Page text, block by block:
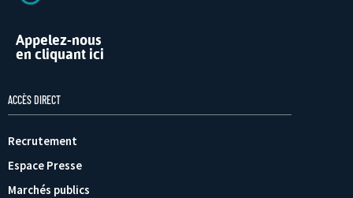
Appelez-nous
en cliquant ici
ACCÈS DIRECT
Recrutement
Espace Presse
Marchés publics